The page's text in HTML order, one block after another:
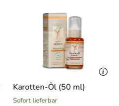
Karotten-Öl (50 ml)
Sofort lieferbar